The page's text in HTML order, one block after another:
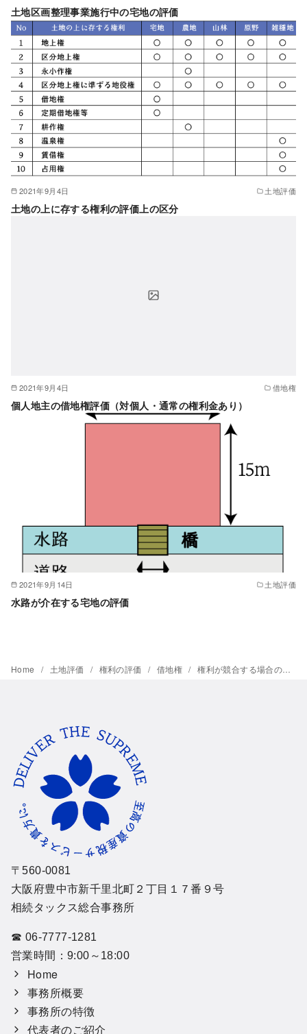
土地区画整理事業施行中の宅地の評価
2021年9月4日
土地評価
土地の上に存する権利の評価上の区分
2021年9月4日
借地権
個人地主の借地権評価（対個人・通常の権利金あり）
2021年9月14日
土地評価
水路が介在する宅地の評価
Home 土地評価 権利の評価 借地権 権利が競合する場合の借地権等の評価
〒560-0081
大阪府豊中市新千里北町２丁目１７番９号
相続タックス総合事務所
☎ 06-7777-1281
営業時間：9:00～18:00
Home
事務所概要
事務所の特徴
代表者のご紹介